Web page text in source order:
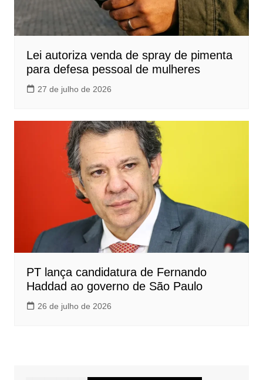
Lei autoriza venda de spray de pimenta
para defesa pessoal de mulheres
27 de julho de 2026
PT lança candidatura de Fernando
Haddad ao governo de São Paulo
26 de julho de 2026